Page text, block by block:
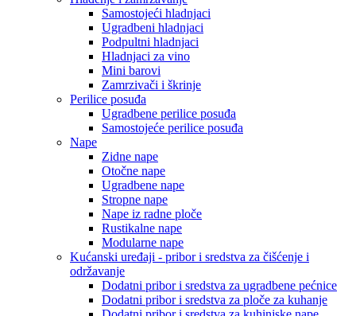
Samostojeći hladnjaci
Ugradbeni hladnjaci
Podpultni hladnjaci
Hladnjaci za vino
Mini barovi
Zamrzivači i škrinje
Perilice posuđa
Ugradbene perilice posuđa
Samostojeće perilice posuđa
Nape
Zidne nape
Otočne nape
Ugradbene nape
Stropne nape
Nape iz radne ploče
Rustikalne nape
Modularne nape
Kućanski uređaji - pribor i sredstva za čišćenje i
održavanje
Dodatni pribor i sredstva za ugradbene pećnice
Dodatni pribor i sredstva za ploče za kuhanje